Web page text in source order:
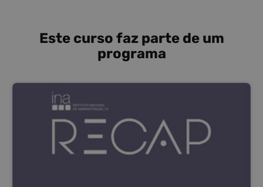
Este curso faz parte de um
programa